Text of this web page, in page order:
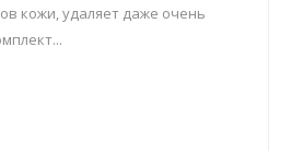
кожи, удаляет даже очень